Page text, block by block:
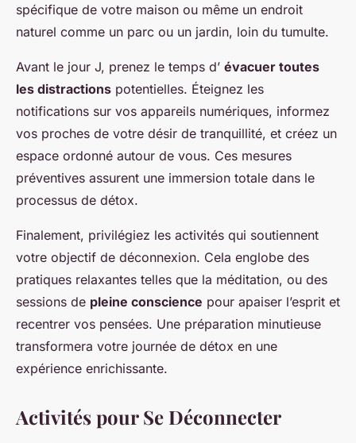
spécifique de votre maison ou même un endroit
naturel comme un parc ou un jardin, loin du tumulte.
Avant le jour J, prenez le temps d’ évacuer toutes
les distractions potentielles. Éteignez les
notifications sur vos appareils numériques, informez
vos proches de votre désir de tranquillité, et créez un
espace ordonné autour de vous. Ces mesures
préventives assurent une immersion totale dans le
processus de détox.
Finalement, privilégiez les activités qui soutiennent
votre objectif de déconnexion. Cela englobe des
pratiques relaxantes telles que la méditation, ou des
sessions de pleine conscience pour apaiser l’esprit et
recentrer vos pensées. Une préparation minutieuse
transformera votre journée de détox en une
expérience enrichissante.
Activités pour Se Déconnecter